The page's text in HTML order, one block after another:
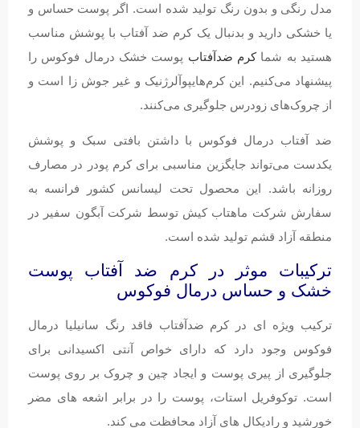
مدل رنگی و بدون رنگ تولید شده است. اگر پوست حساس و
یا خشکی دارید و بدنبال یک کرم ضد آفتاب با پوشش مناسب
هستید به شما کرم ضدآفتاب پوست خشک درمال فوکوس را
پیشنهاد می‌کنیم. این کرم‌هایپوآلرژنیک و غیر جوش زا است و
از چروک‌های زودرس جلوگیری می‌کنند.
ضد آفتاب درمال فوکوس با داشتن بافتی سبک و پوشش
یکدست می‌تواند جایگزین مناسبی برای کرم پودر در مصارف
روزانه باشد. این محصول تحت لیسانس کشور فرانسه به
سفارش شرکت ماهتاب کیش توسط شرکت آبگون سفیر در
منطقه آزاد قشم تولید شده است.
ترکیبات موثر در کرم ضد آفتاب پوست
خشک و حساس درمال فوکوس
ترکیب ویژه ای در کرم ضدآفتاب فاقد رنگ سانیلیا درمال
فوکوس وجود دارد که دارای خواص آنتی اکسیدانی برای
جلوگیری از پیری پوست و ایجاد چین و چروک بر روی پوست
است. توکوفریل استات، پوست را در برابر اشعه های مضر
خورشید و رادیکال های آزاد محافظت می کند.